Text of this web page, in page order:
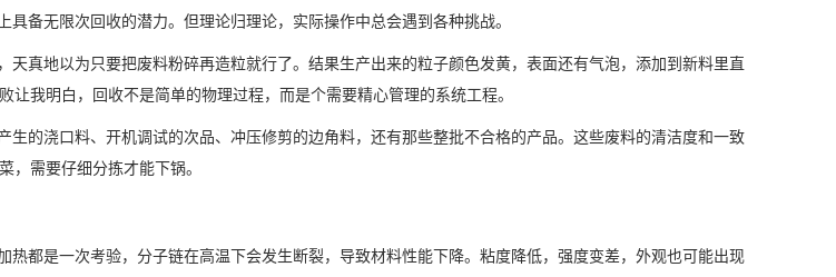
具备无限次回收的潜力。但理论归理论，实际操作中总会遇到各种挑战。
天真地以为只要把废料粉碎再造粒就行了。结果生产出来的粒子颜色发黄，表面还有气泡，添加到新料里直
让我明白，回收不是简单的物理过程，而是个需要精心管理的系统工程。
生的浇口料、开机调试的次品、冲压修剪的边角料，还有那些整批不合格的产品。这些废料的清洁度和一致
，需要仔细分拣才能下锅。
热都是一次考验，分子链在高温下会发生断裂，导致材料性能下降。粘度降低，强度变差，外观也可能出现